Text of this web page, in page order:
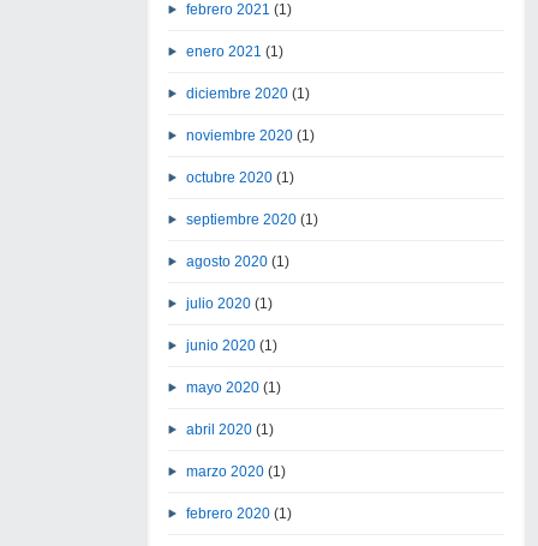
febrero 2021 (1)
enero 2021 (1)
diciembre 2020(1)
noviembre 2020(1)
octubre 2020(1)
septiembre 2020(1)
agosto 2020(1)
julio 2020(1)
junio 2020(1)
mayo 2020(1)
abril 2020(1)
marzo 2020(1)
febrero 2020(1)